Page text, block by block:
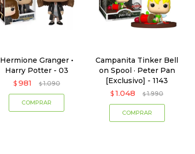
Hermione Granger •
Harry Potter - 03
$ 981 $ 1.090
Campanita Tinker Bell
on Spool · Peter Pan
[Exclusivo] - 1143
$ 1.048 $ 1.990